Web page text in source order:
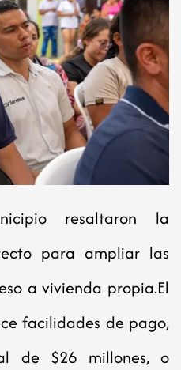
resaltaron la
para ampliar las
a vivienda propia.El
facilidades de pago,
de $26 millones, o